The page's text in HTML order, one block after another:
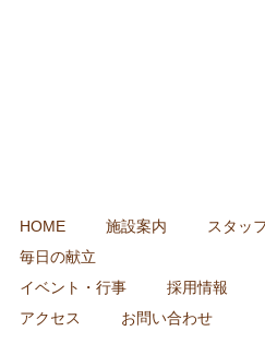
HOME 施設案内 スタッ
毎日の献立
イベント・行事
採用情報
アクセス
お問い合わせ